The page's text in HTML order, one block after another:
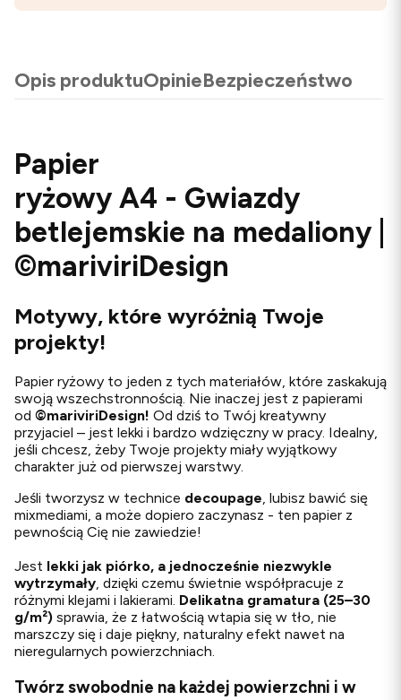
Opis produktuOpinieBezpieczeństwo
Papier
ryżowy A4 - Gwiazdy
betlejemskie na medaliony |
©mariviriDesign
Motywy, które wyróżnią Twoje
projekty!
Papier ryżowy to jeden z tych materiałów, które zaskakują
swoją wszechstronnością. Nie inaczej jest z papierami
od ©mariviriDesign! Od dziś to Twój kreatywny
przyjaciel – jest lekki i bardzo wdzięczny w pracy. Idealny,
jeśli chcesz, żeby Twoje projekty miały wyjątkowy
charakter już od pierwszej warstwy.
Jeśli tworzysz w technice decoupage , lubisz bawić się
mixmediami, a może dopiero zaczynasz - ten papier z
pewnością Cię nie zawiedzie!
Jest lekki jak piórko, a jednocześnie niezwykle
wytrzymały , dzięki czemu świetnie współpracuje z
różnymi klejami i lakierami. Delikatna gramatura (25–30
g/m²) sprawia, że z łatwością wtapia się w tło, nie
marszczy się i daje piękny, naturalny efekt nawet na
nieregularnych powierzchniach.
Twórz swobodnie na każdej powierzchni i w